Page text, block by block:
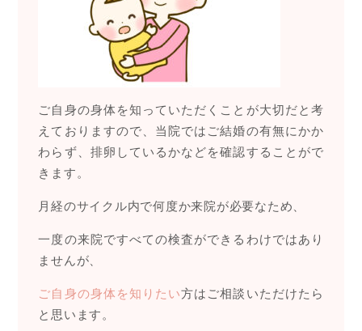
ご自身の身体を知っていただくことが大切だと考
えておりますので、当院ではご結婚の有無にかか
わらず、排卵しているかなどを確認することがで
きます。
月経のサイクル内で何度か来院が必要なため、
一度の来院ですべての検査ができるわけではあり
ませんが、
ご自身の身体を知りたい方はご相談いただけたら
と思います。